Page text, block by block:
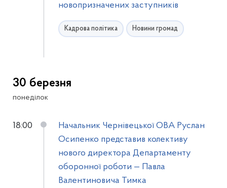
новопризначених заступників
Кадрова політика Новини громад
30 березня
понеділок
18:00
Начальник Чернівецької ОВА Руслан
Осипенко представив колективу
нового директора Департаменту
оборонної роботи — Павла
Валентиновича Тимка